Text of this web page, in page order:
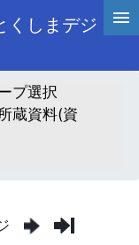
くしまデジ
プ選択
蔵資料(資